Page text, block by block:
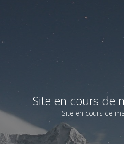
Site en cours de
Site en cours de